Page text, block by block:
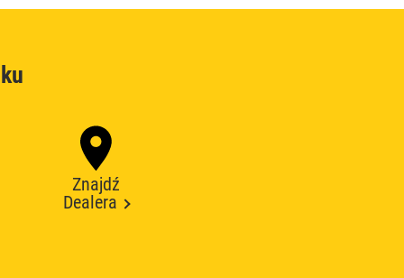
Znajdź
Dealera